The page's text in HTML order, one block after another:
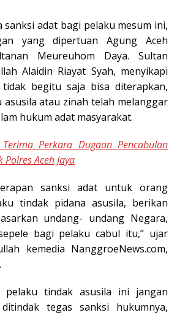
sanksi adat bagi pelaku mesum ini,
yang dipertuan Agung Aceh
Meureuhom Daya. Sultan
Alaidin Riayat Syah, menyikapi
begitu saja bisa diterapkan,
asusila atau zinah telah melanggar
hukum adat masyarakat.
Perkara Dugaan Pencabulan
Aceh Jaya
sanksi adat untuk orang
tindak pidana asusila, berikan
undang- undang Negara,
bagi pelaku cabul itu,” ujar
kemedia NanggroeNews.com,
pelaku tindak asusila ini jangan
tegas sanksi hukumnya,